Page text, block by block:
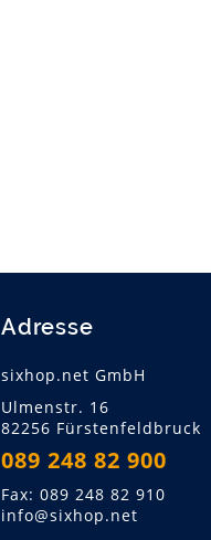
Adresse
sixhop.net GmbH
Ulmenstr. 16
82256 Fürstenfeldbruck
089 248 82 900
Fax: 089 248 82 910
info@sixhop.net